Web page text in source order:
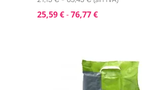
25,59€-76,77€